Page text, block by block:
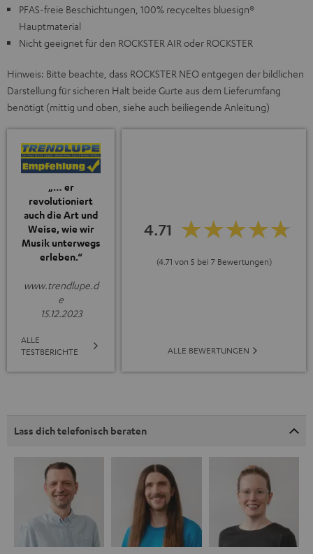
PFAS-freie Beschichtungen, 100% recyceltes bluesign®
Hauptmaterial
Nicht geeignet für den ROCKSTER AIR oder ROCKSTER
Hinweis: Bitte beachte, dass ROCKSTER NEO entgegen der bildlichen
Darstellung für sicheren Halt beide Gurte aus dem Lieferumfang
benötigt (mittig und oben, siehe auch beiliegende Anleitung)
„… er
revolutioniert
auch die Art und
Weise, wie wir
Musik unterwegs
erleben.“
www.trendlupe.d
e
15.12.2023
ALLE
TESTBERICHTE
4.71
(4.71 von 5 bei 7 Bewertungen)
ALLE BEWERTUNGEN
Lass dich telefonisch beraten